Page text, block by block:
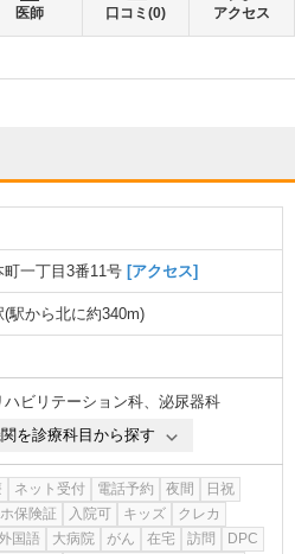
医師 口コミ(0) アクセス
一丁目3番11号 [アクセス]
(駅から北に約340m)
ハビリテーション科、 泌尿器科
を診療科目から探す
ネット受付 電話予約 夜間
日祝
保険証 入院可 キッズ
クレカ
国語 大病院 がん 在宅 訪問
DPC